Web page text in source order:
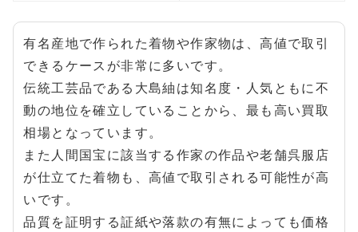
有名産地で作られた着物や作家物は、高値で取引
できるケースが非常に多いです。
伝統工芸品である大島紬は知名度・人気ともに不
動の地位を確立していることから、最も高い買取
相場となっています。
また人間国宝に該当する作家の作品や老舗呉服店
が仕立てた着物も、高値で取引される可能性が高
いです。
品質を証明する証紙や落款の有無によっても価格